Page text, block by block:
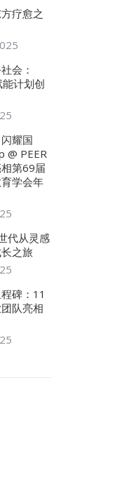
疗愈之
会：
计划创
耀国
@ PEER
第69届
学会年
代从灵感
之旅
碑：11
队亮相